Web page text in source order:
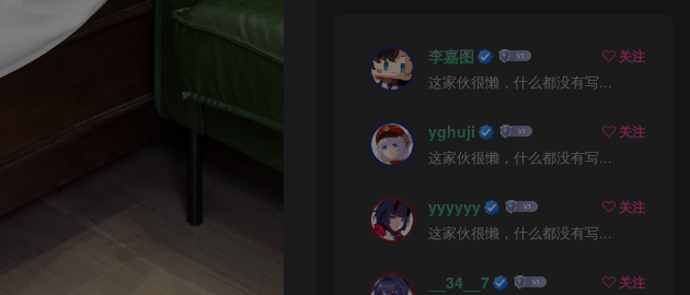
李嘉图
关注
这家伙很懒，什么都没有写...
yghuji
关注
这家伙很懒，什么都没有写...
yyyyyy
关注
这家伙很懒，什么都没有写...
__34__7
关注